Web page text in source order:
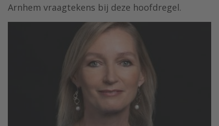
Arnhem vraagtekens bij deze hoofdregel.